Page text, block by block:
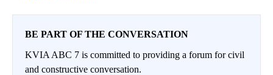
BE PART OF THE CONVERSATION
KVIA ABC 7 is committed to providing a forum for civil
and constructive conversation.